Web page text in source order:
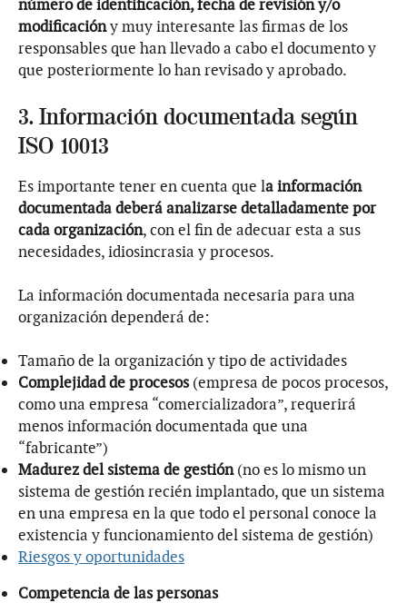
número de identificación, fecha de revisión y/o
modificacióny muy interesante las firmas de los
responsables que han llevado a cabo el documento y
que posteriormente lo han revisado y aprobado.
3. Información documentada según
ISO 10013
Es importante tener en cuenta que la información
documentada deberá analizarse detalladamente por
cada organización, con el fin de adecuar esta a sus
necesidades, idiosincrasia y procesos.
La información documentada necesaria para una
organización dependerá de:
Tamaño de la organización y tipo de actividades
Complejidad de procesos(empresa de pocos procesos,
como una empresa “comercializadora”, requerirá
menos información documentada que una
“fabricante”)
Madurez del sistema de gestión(no es lo mismo un
sistema de gestión recién implantado, que un sistema
en una empresa en la que todo el personal conoce la
existencia y funcionamiento del sistema de gestión)
Riesgos y oportunidades
Competencia de las personas